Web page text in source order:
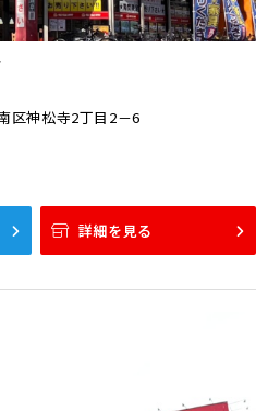
区神松寺2丁目2－6
詳細を見る